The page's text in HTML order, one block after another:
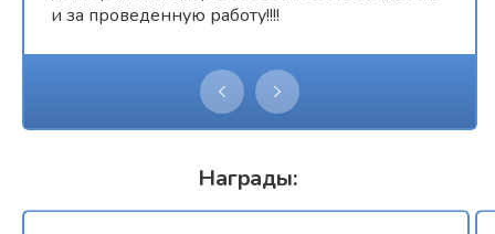
Награды:
и за проведенную работу!!!!